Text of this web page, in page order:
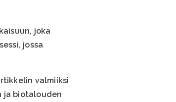
joka
jossa
valmiiksi
ja biotalouden